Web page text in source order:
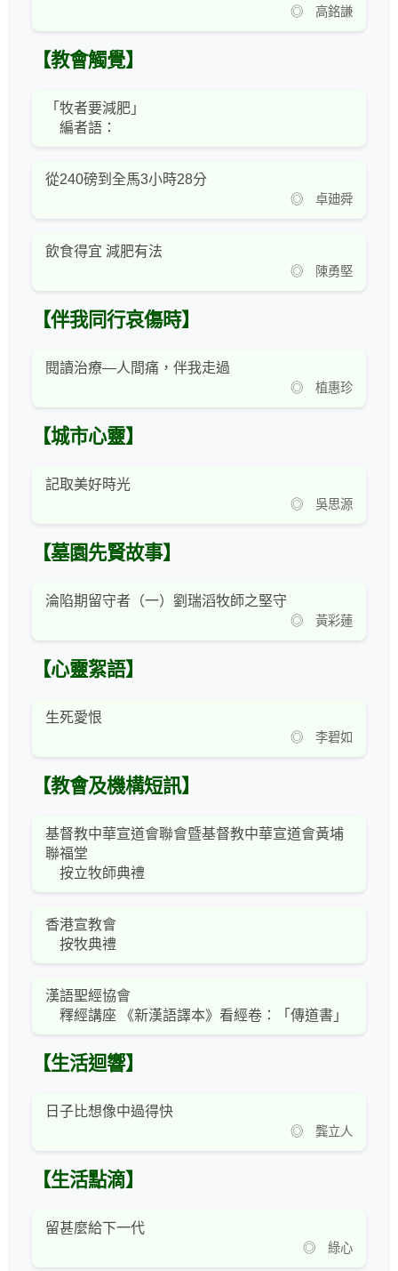
◎ 高銘謙
【教會觸覺】
「牧者要減肥」
編者語：
從240磅到全馬3小時28分
◎ 卓廸舜
飲食得宜 減肥有法
◎ 陳勇堅
【伴我同行哀傷時】
閱讀治療—人間痛，伴我走過
◎ 植惠珍
【城市心靈】
記取美好時光
◎ 吳思源
【墓園先賢故事】
淪陷期留守者（一）劉瑞滔牧師之堅守
◎ 黃彩蓮
【心靈絮語】
生死愛恨
◎ 李碧如
【教會及機構短訊】
基督教中華宣道會聯會暨基督教中華宣道會黃埔
聯福堂
按立牧師典禮
香港宣教會
按牧典禮
漢語聖經協會
釋經講座 《新漢語譯本》看經卷：「傳道書」
【生活迴響】
日子比想像中過得快
◎ 龔立人
【生活點滴】
留甚麼給下一代
◎ 綠心